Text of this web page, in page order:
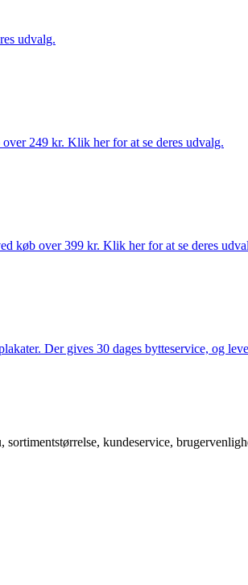
udvalg.
249 kr. Klik her for at se deres udvalg.
køb over 399 kr. Klik her for at se deres
Der gives 30 dages bytteservice, og
kundeservice,